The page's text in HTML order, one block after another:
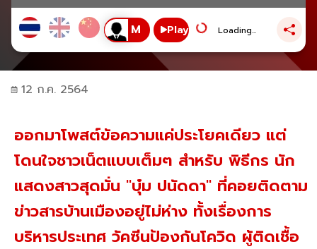
Play Loading...
12 ก.ค. 2564
ออกมาโพสต์ข้อความแค่ประโยคเดียว แต่
โดนใจชาวเน็ตแบบเต็มๆ สำหรับ พิธีกร นัก
แสดงสาวสุดมั่น "บุ๋ม ปนัดดา" ที่คอยติดตาม
ข่าวสารบ้านเมืองอยู่ไม่ห่าง ทั้งเรื่องการ
บริหารประเทศ วัคซีนป้องกันโควิด ผู้ติดเชื้อ